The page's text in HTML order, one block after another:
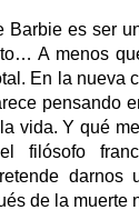
Barbie es ser
A menos
En la nueva
pensando
vida. Y qué
filósofo
darnos
de la muerte